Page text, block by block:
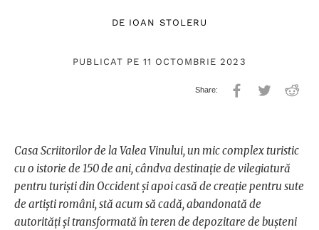
DE IOAN STOLERU
PUBLICAT PE 11 OCTOMBRIE 2023
Casa Scriitorilor de la Valea Vinului, un mic complex turistic
cu o istorie de 150 de ani, cândva destinație de vilegiatură
pentru turiști din Occident și apoi casă de creație pentru sute
de artiști români, stă acum să cadă, abandonată de
autorități și transformată în teren de depozitare de bușteni